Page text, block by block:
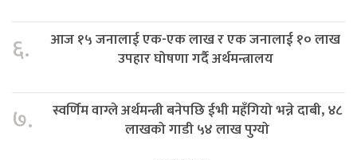
६.
आज १५ जनालाई एक-एक लाख र एक जनालाई १० लाख
उपहार घोषणा गर्दै अर्थमन्त्रालय
७.
स्वर्णिम वाग्ले अर्थमन्त्री बनेपछि ईभी महँगियो भन्ने दाबी, ४८
लाखको गाडी ५४ लाख पुग्यो